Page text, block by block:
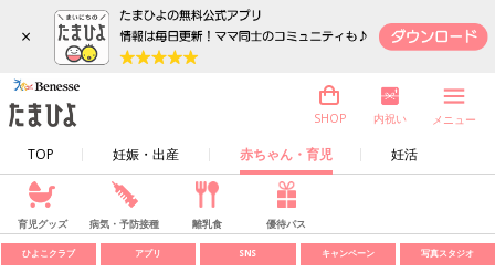
×
TOP 妊娠・出産 赤ちゃん・育児 妊活
SHOP 内祝い メニュー
育児グッズ 病気・予防接種 離乳食 優待パス
ひよこクラブ アプリ SNS キャンペーン 写真スタジオ